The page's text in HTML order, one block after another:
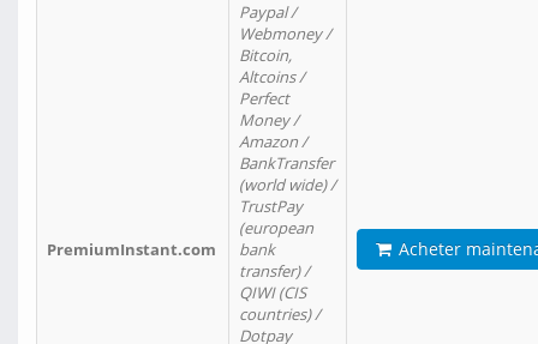
PremiumInstant.com
Paypal /
Webmoney /
Bitcoin,
Altcoins /
Perfect
Money /
Amazon /
BankTransfer
(world wide) /
TrustPay
(european
bank
transfer) /
QIWI (CIS
countries) /
Dotpay
Acheter